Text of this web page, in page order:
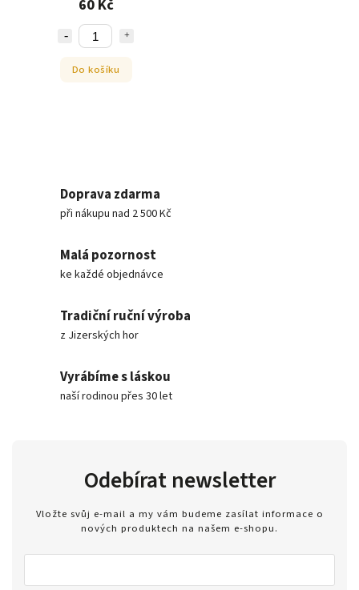
60 Kč
Do košíku
Doprava zdarma
při nákupu nad 2 500 Kč
Malá pozornost
ke každé objednávce
Tradiční ruční výroba
z Jizerských hor
Vyrábíme s láskou
naší rodinou přes 30 let
Odebírat newsletter
Vložte svůj e-mail a my vám budeme zasílat informace o
nových produktech na našem e-shopu.